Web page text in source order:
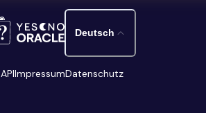
Deutsch
APIImpressumDatenschutz